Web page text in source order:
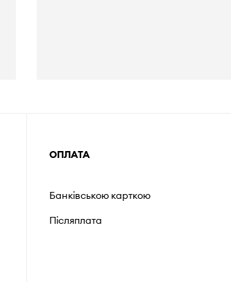
ОПЛАТА
Банківською карткою
Післяплата